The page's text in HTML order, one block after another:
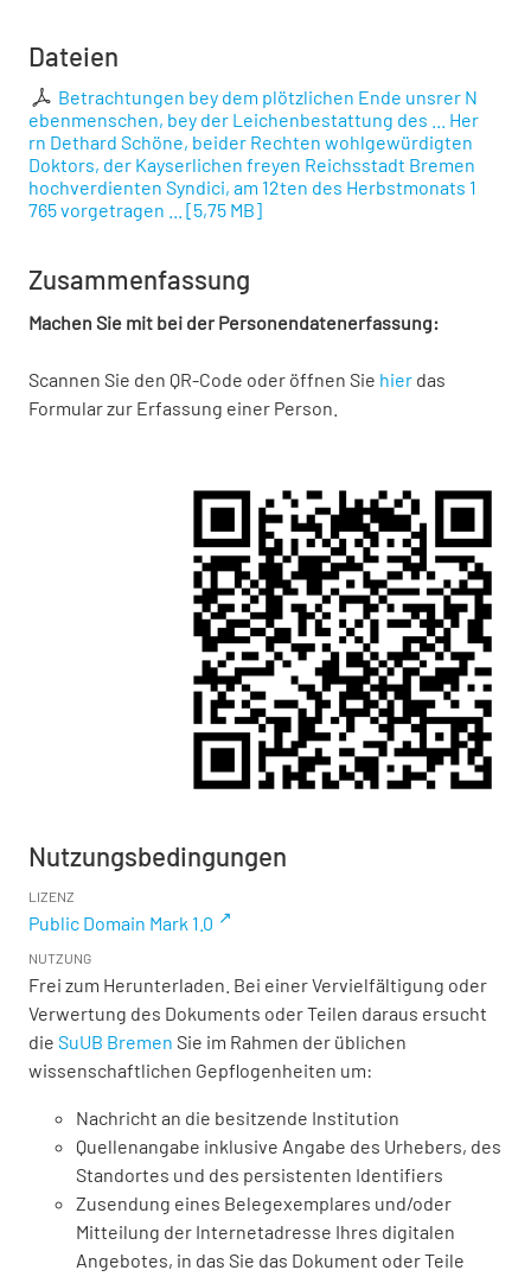
Dateien
Betrachtungen bey dem plötzlichen Ende unsrer N
ebenmenschen, bey der Leichenbestattung des ... Her
rn Dethard Schöne, beider Rechten wohlgewürdigten
Doktors, der Kayserlichen freyen Reichsstadt Bremen
hochverdienten Syndici, am 12ten des Herbstmonats 1
765 vorgetragen ...
[5,75 MB]
Zusammenfassung
Machen Sie mit bei der Personendatenerfassung:
Scannen Sie den QR-Code oder öffnen Sie hier das
Formular zur Erfassung einer Person.
Nutzungsbedingungen
LIZENZ
Public Domain Mark 1.0
NUTZUNG
Frei zum Herunterladen. Bei einer Vervielfältigung oder
Verwertung des Dokuments oder Teilen daraus ersucht
die SuUB Bremen Sie im Rahmen der üblichen
wissenschaftlichen Gepflogenheiten um:
Nachricht an die besitzende Institution
Quellenangabe inklusive Angabe des Urhebers, des
Standortes und des persistenten Identifiers
Zusendung eines Belegexemplares und/oder
Mitteilung der Internetadresse Ihres digitalen
Angebotes, in das Sie das Dokument oder Teile